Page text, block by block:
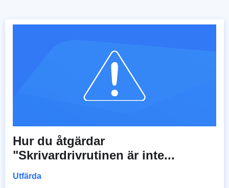
Hur du åtgärdar
"Skrivardrivrutinen är inte...
Utfärda